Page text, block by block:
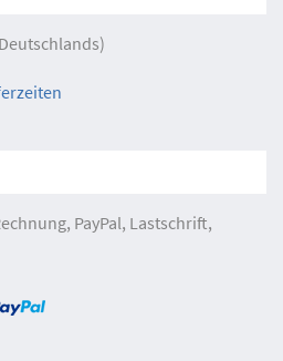
PayPal, Lastschrift,